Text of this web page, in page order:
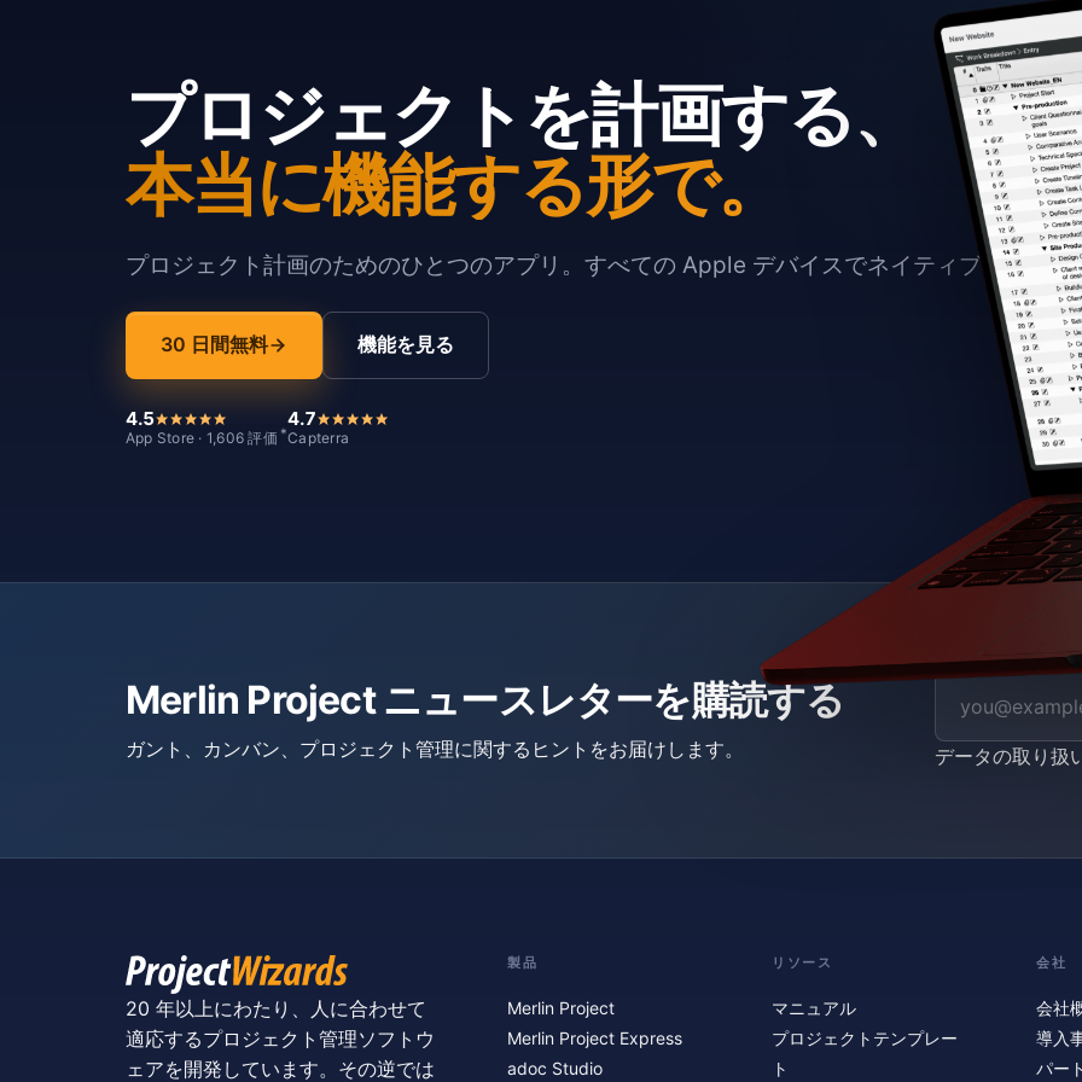
プロジェクトを計画する、
本当に機能する形で。
プロジェクト計画のためのひとつのアプリ。すべての Apple デバイスでネイティブに動作し
30 日間無料 機能を見る
4.5
App Store · 1,606 評価 *
4.7
Capterra
Merlin Project ニュースレターを購読する
ガント、カンバン、プロジェクト管理に関するヒントをお届けします。 データの取り扱
20 年以上にわたり、人に合わせて
適応するプロジェクト管理ソフトウ
ェアを開発しています。その逆では
製品
Merlin Project
Merlin Project Express
adoc Studio
リソース
マニュアル
プロジェクトテンプレー
ト
会社
会社
導入
パー